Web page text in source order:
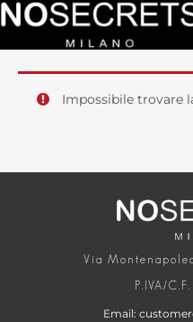
Impossibile trovare
Via
P.IVA/
Email: